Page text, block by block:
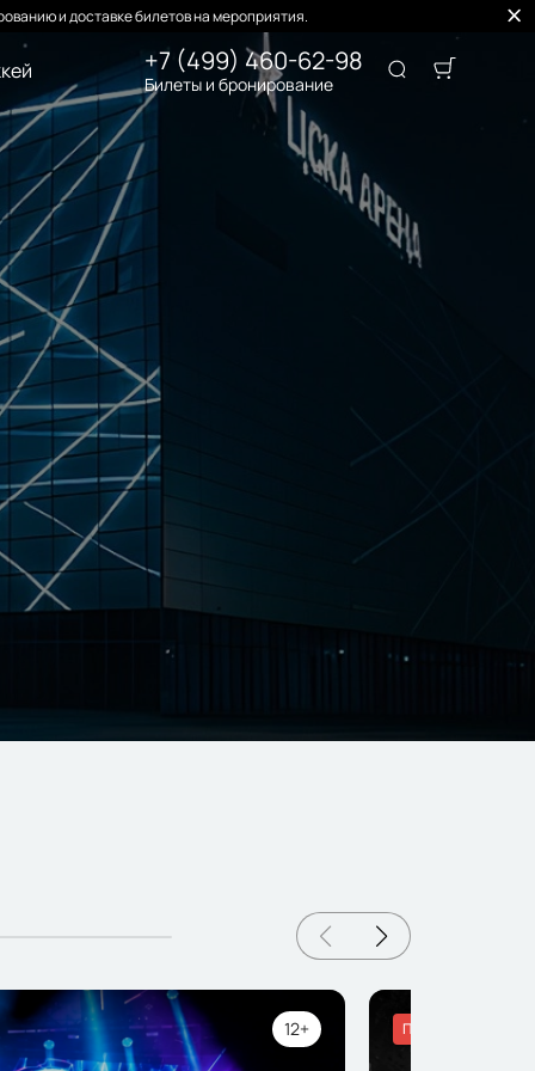
и доставке билетов на мероприятия.
+7 (499) 460-62-98
Билеты и бронирование
12+ Популярное